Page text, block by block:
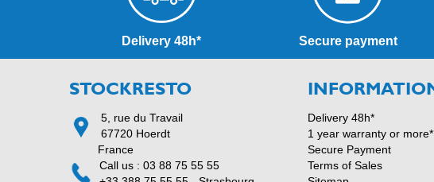
Delivery 48h* Secure payment
STOCKRESTO
5, rue du Travail
67720 Hoerdt
France
Call us : 03 88 75 55 55
Delivery 48h*
1 year warranty or more*
Secure Payment
Terms of Sales